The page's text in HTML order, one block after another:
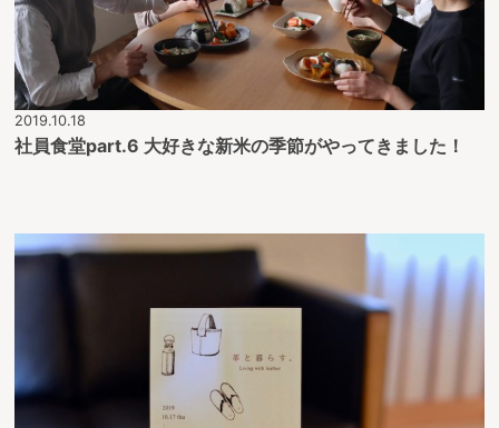
2019.10.18
社員食堂part.6 大好きな新米の季節がやってきました！